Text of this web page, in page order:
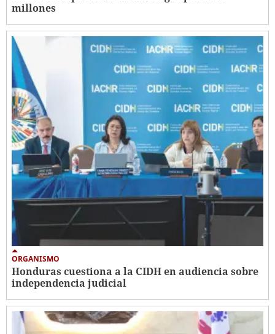
millones
ORGANISMO
Honduras cuestiona a la CIDH en audiencia sobre
independencia judicial